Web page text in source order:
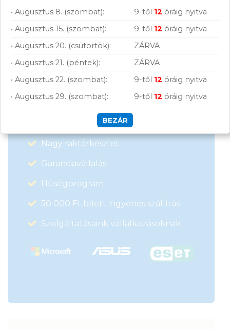
FELIRATKOZOM
Vásárolj nálunk!
Nagy raktárkészlet
Garanciavállalás
Hűségprogram
50 000 Ft felett ingyenes szállítás
Szolgáltatásaink vállalkozásoknak
• Augusztus 8. (szombat): 9-től 12 óráig nyitva
• Augusztus 15. (szombat):
9-től 12 óráig nyitva
• Augusztus 20. (csütörtök):
ZÁRVA
• Augusztus 21. (péntek):
ZÁRVA
• Augusztus 22. (szombat):
9-től 12 óráig nyitva
• Augusztus 29. (szombat):
9-től 12 óráig nyitva
BEZÁR